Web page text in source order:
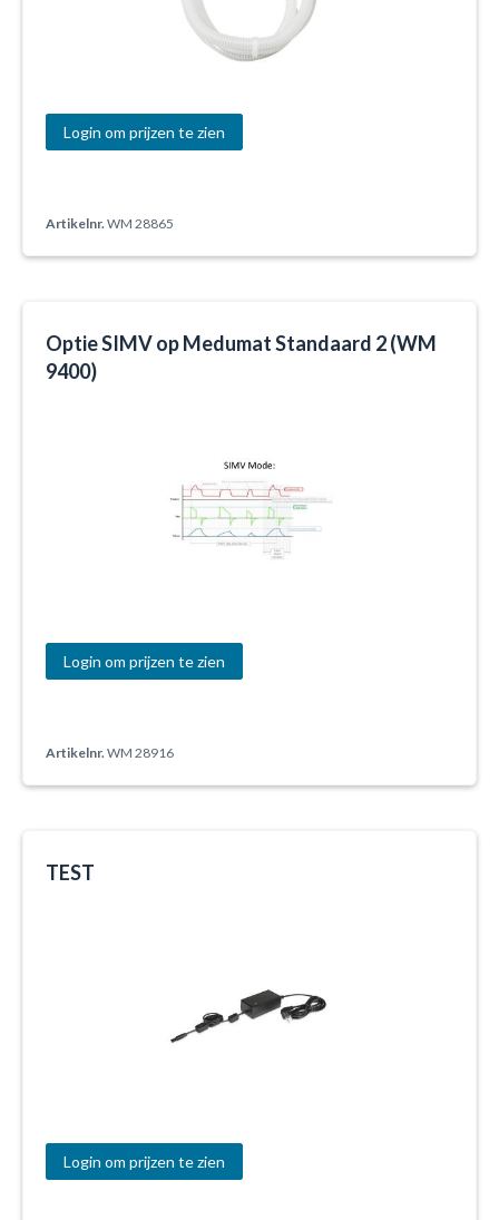
Login om prijzen te zien
Artikelnr. WM 28865
Optie SIMV op Medumat Standaard 2 (WM
9400)
Login om prijzen te zien
Artikelnr. WM 28916
TEST
Login om prijzen te zien